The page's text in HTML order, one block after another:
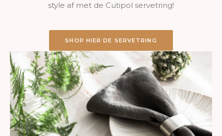
style af met de Cutipol servetring!
SHOP HIER DE SERVETRING